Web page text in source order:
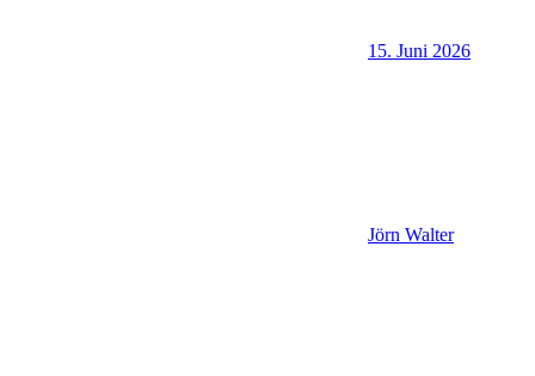
15. Juni 2026
Jörn Walter